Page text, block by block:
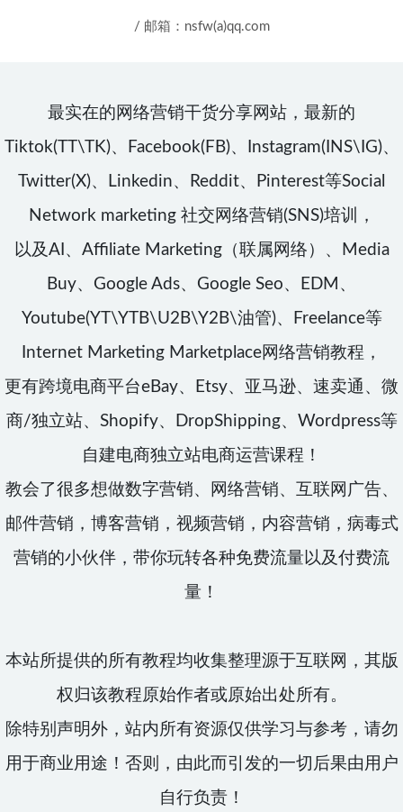
/ 邮箱：nsfw(a)qq.com
最实在的网络营销干货分享网站，最新的
Tiktok(TT\TK)、Facebook(FB)、Instagram(INS\IG)、
Twitter(X)、Linkedin、Reddit、Pinterest等Social
Network marketing 社交网络营销(SNS)培训，
以及AI、Affiliate Marketing（联属网络）、Media
Buy、Google Ads、Google Seo、EDM、
Youtube(YT\YTB\U2B\Y2B\油管)、Freelance等
Internet Marketing Marketplace网络营销教程，
更有跨境电商平台eBay、Etsy、亚马逊、速卖通、微
商/独立站、Shopify、DropShipping、Wordpress等
自建电商独立站电商运营课程！
教会了很多想做数字营销、网络营销、互联网广告、
邮件营销，博客营销，视频营销，内容营销，病毒式
营销的小伙伴，带你玩转各种免费流量以及付费流
量！
本站所提供的所有教程均收集整理源于互联网，其版
权归该教程原始作者或原始出处所有。
除特别声明外，站内所有资源仅供学习与参考，请勿
用于商业用途！否则，由此而引发的一切后果由用户
自行负责！